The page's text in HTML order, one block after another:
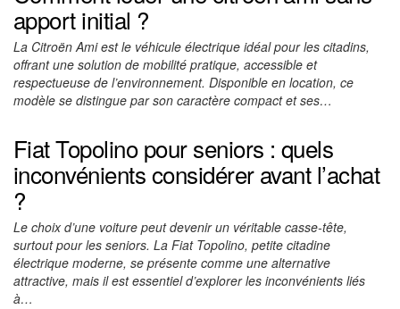
apport initial ?
La Citroën Ami est le véhicule électrique idéal pour les citadins,
offrant une solution de mobilité pratique, accessible et
respectueuse de l’environnement. Disponible en location, ce
modèle se distingue par son caractère compact et ses…
Fiat Topolino pour seniors : quels
inconvénients considérer avant l’achat
?
Le choix d’une voiture peut devenir un véritable casse-tête,
surtout pour les seniors. La Fiat Topolino, petite citadine
électrique moderne, se présente comme une alternative
attractive, mais il est essentiel d’explorer les inconvénients liés
à…